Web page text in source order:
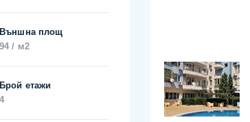
Външна площ
94 / м2
Брой етажи
4